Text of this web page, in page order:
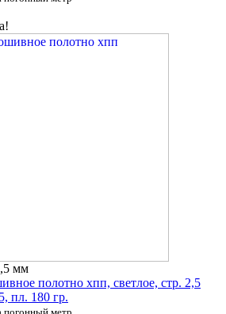
мм
полотно хпп, светлое, стр. 2,5
пл. 180 гр.